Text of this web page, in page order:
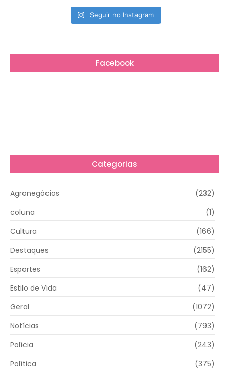
Seguir no Instagram
Facebook
Categorias
Agronegócios
(232)
coluna
(1)
Cultura
(166)
Destaques
(2155)
Esportes
(162)
Estilo de Vida
(47)
Geral
(1072)
Notícias
(793)
Polícia
(243)
Política
(375)